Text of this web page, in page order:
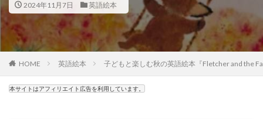
2024年11月7日 英語絵本
HOME 英語絵本 子どもと楽しむ秋の英語絵本『Fletcher and the
本サイトはアフィリエイト広告を利用しています。